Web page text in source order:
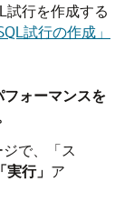
試行を作成する
試行の作成」
ォーマンスを
で、「ス
「実行」 ア